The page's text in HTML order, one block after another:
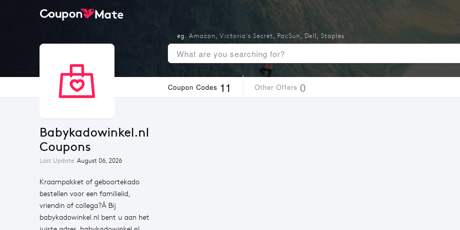
Coupon Codes 11 Other Offers 0
Babykadowinkel.nl
Coupons
Last Update: August 06, 2026
Kraampakket of geboortekado
bestellen voor een familielid,
vriendin of collega?Â Bij
babykadowinkel.nl bent u aan het
eg. Amazon , Victoria's Secret, PacSun , Dell , Staples